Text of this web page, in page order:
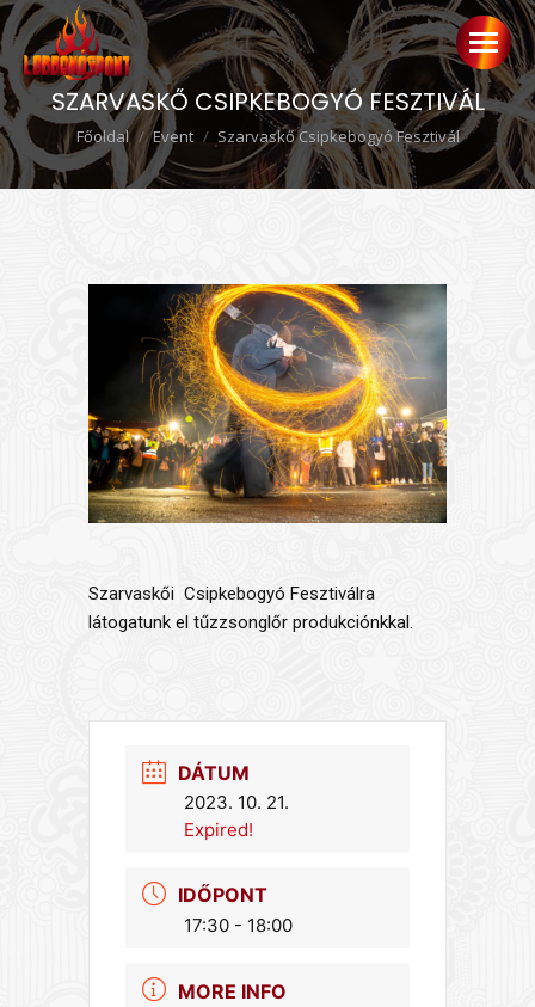
SZARVASKŐ CSIPKEBOGYÓ FESZTIVÁL
Ön itt van:
Főoldal Event Szarvaskő Csipkebogyó Fesztivál
Szarvaskői Csipkebogyó Fesztiválra
látogatunk el tűzzsonglőr produkciónkkal.
DÁTUM
2023. 10. 21.
Expired!
IDŐPONT
17:30 - 18:00
MORE INFO